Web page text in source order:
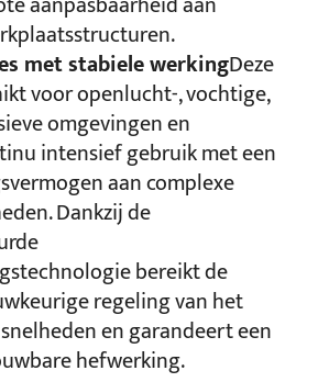
met stabiele werkingDeze
voor openlucht-, vochtige,
omgevingen en
intensief gebruik met een
aan complexe
Dankzij de
bereikt de
regeling van het
en garandeert een
hefwerking.